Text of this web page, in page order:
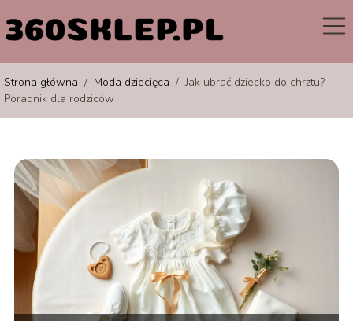
Strona główna / Moda dziecięca / Jak ubrać dziecko do chrztu?
Poradnik dla rodziców